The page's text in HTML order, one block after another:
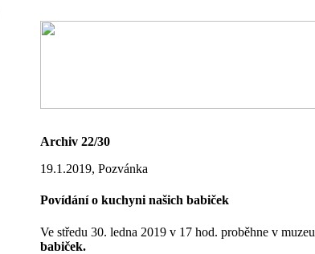
Archiv 22/30
19.1.2019, Pozvánka
Povídání o kuchyni našich babiček
Ve středu 30. ledna 2019 v 17 hod. proběhne v muzeu
babiček.